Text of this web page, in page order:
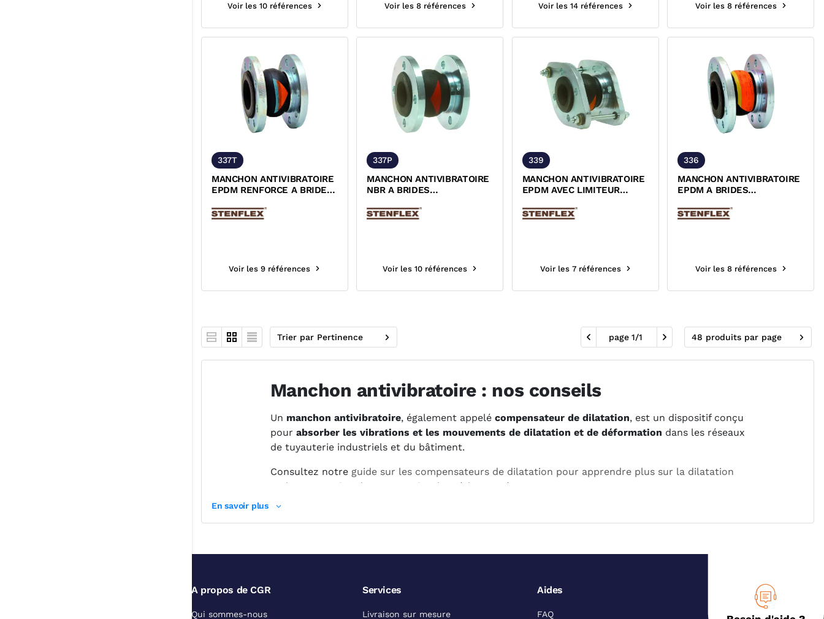
Voir les 10 références Voir les 8 références Voir les 14 références Voir les 8 références
337T
MANCHON ANTIVIBRATOIRE
EPDM RENFORCE A BRIDES
DESP
Voir les 9 références
337P
MANCHON ANTIVIBRATOIRE
NBR A BRIDES
DESP
Voir les 10 références
339
MANCHON ANTIVIBRATOIRE
EPDM AVEC LIMITEUR
Voir les 7 références
336
MANCHON ANTIVIBRATOIRE
EPDM A BRIDES
DESP
Voir les 8 références
Trier par Pertinence page 1/1 48 produits par page
Manchon antivibratoire : nos conseils
Un manchon antivibratoire, également appelé compensateur de dilatation, est un dispositif conçu
pour absorber les vibrations et les mouvements de dilatation et de déformation dans les réseaux
de tuyauterie industriels et du bâtiment.
Consultez notre guide sur les compensateurs de dilatation pour apprendre plus sur la dilatation
ou la contraction des tuyauteries dues à la température
Le manchon antivibratoire est unéquipement flexiblequi s’intercale entre deux sections de
Il se compose généralement d’un soufflet en élastomèreet de raccords unions en fonte ou de
brides en acier galvanisé pour le raccorder sur le réseau de tuyauterie. Cette conception lui
En savoir plus
A propos de CGR
Qui sommes-nous
Services
Livraison sur mesure
Aides
FAQ